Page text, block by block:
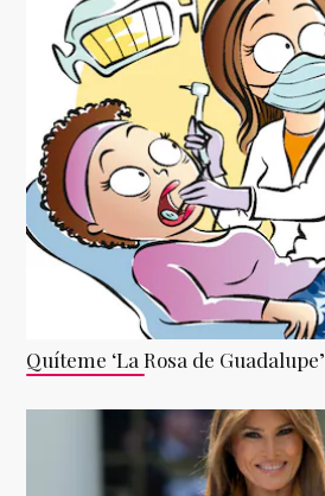
Quíteme ‘La Rosa de Guadalupe’